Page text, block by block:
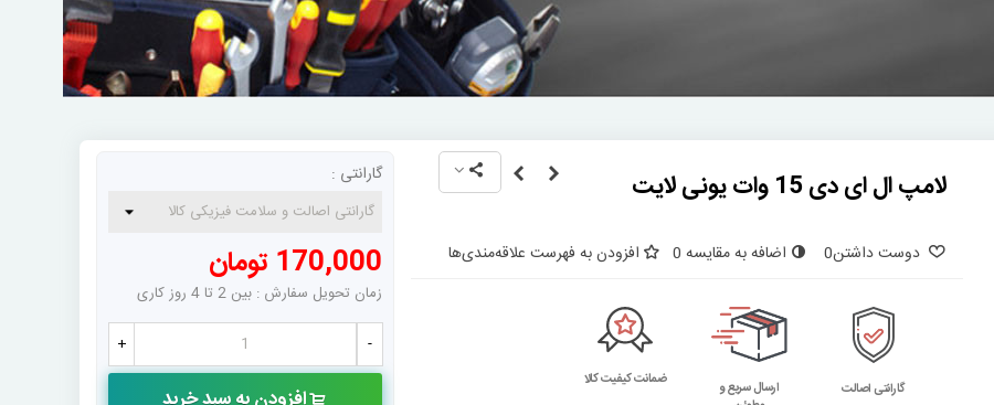
لامپ ال ای دی 15 وات یونی لایت
دوست داشتن0 اضافه به مقایسه 0 افزودن به فهرست علاقه‌مندی‌ها
گارانتی اصالت
ارسال سریع و
ضمانت کیفیت کالا
گارانتی :
170,000 تومان
زمان تحویل سفارش : بین 2 تا 4 روز کاری
-
+